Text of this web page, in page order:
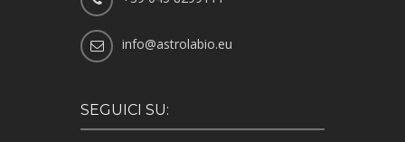
info@astrolabio.eu
SEGUICI SU: